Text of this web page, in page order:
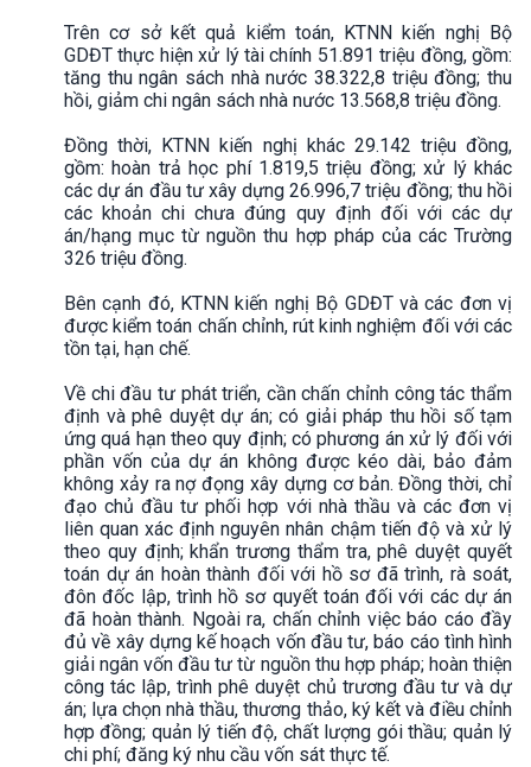
Trên cơ sở kết quả kiểm toán, KTNN kiến nghị Bộ
GDĐT thực hiện xử lý tài chính 51.891 triệu đồng, gồm:
tăng thu ngân sách nhà nước 38.322,8 triệu đồng; thu
hồi, giảm chi ngân sách nhà nước 13.568,8 triệu đồng.
Đồng thời, KTNN kiến nghị khác 29.142 triệu đồng,
gồm: hoàn trả học phí 1.819,5 triệu đồng; xử lý khác
các dự án đầu tư xây dựng 26.996,7 triệu đồng; thu hồi
các khoản chi chưa đúng quy định đối với các dự
án/hạng mục từ nguồn thu hợp pháp của các Trường
326 triệu đồng.
Bên cạnh đó, KTNN kiến nghị Bộ GDĐT và các đơn vị
được kiểm toán chấn chỉnh, rút kinh nghiệm đối với các
tồn tại, hạn chế.
Về chi đầu tư phát triển, cần chấn chỉnh công tác thẩm
định và phê duyệt dự án; có giải pháp thu hồi số tạm
ứng quá hạn theo quy định; có phương án xử lý đối với
phần vốn của dự án không được kéo dài, bảo đảm
không xảy ra nợ đọng xây dựng cơ bản. Đồng thời, chỉ
đạo chủ đầu tư phối hợp với nhà thầu và các đơn vị
liên quan xác định nguyên nhân chậm tiến độ và xử lý
theo quy định; khẩn trương thẩm tra, phê duyệt quyết
toán dự án hoàn thành đối với hồ sơ đã trình, rà soát,
đôn đốc lập, trình hồ sơ quyết toán đối với các dự án
đã hoàn thành. Ngoài ra, chấn chỉnh việc báo cáo đầy
đủ về xây dựng kế hoạch vốn đầu tư, báo cáo tình hình
giải ngân vốn đầu tư từ nguồn thu hợp pháp; hoàn thiện
công tác lập, trình phê duyệt chủ trương đầu tư và dự
án; lựa chọn nhà thầu, thương thảo, ký kết và điều chỉnh
hợp đồng; quản lý tiến độ, chất lượng gói thầu; quản lý
chi phí; đăng ký nhu cầu vốn sát thực tế.